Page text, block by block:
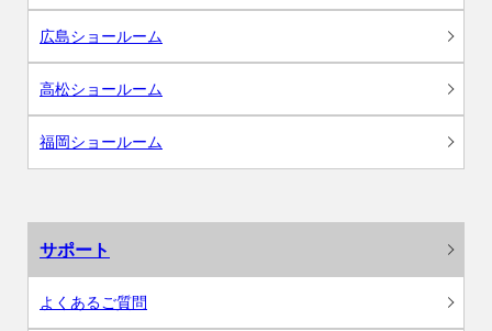
広島ショールーム
高松ショールーム
福岡ショールーム
サポート
よくあるご質問